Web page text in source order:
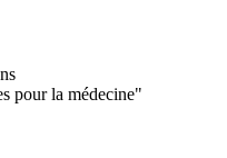
pour la médecine"